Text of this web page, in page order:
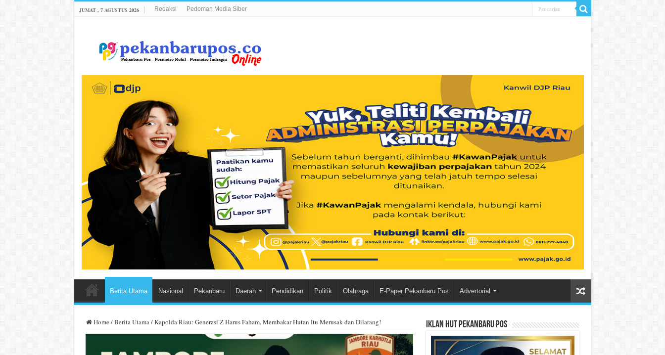
JUMAT , 7 AGUSTUS 2026 Redaksi Pedoman Media Siber
Berita Utama Nasional Pekanbaru Daerah Pendidikan Politik Olahraga E-Paper Pekanbaru Pos Advertorial
Home /Berita Utama/Kapolda Riau: Generasi Z Harus Faham, Membakar Hutan Itu Merusak dan Dilarang! Iklan HUT Pekanbaru Pos